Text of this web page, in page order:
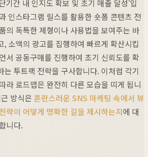
기간 내 인지도 확보 및 초기 매출 달성'입
인스타그램 릴스를 활용한 숏폼 콘텐츠 전
의 독특한 제형이나 사용법을 보여주는 바
, 소액의 광고를 집행하여 빠르게 확산시킵
서 공동구매를 진행하여 초기 신뢰도를 확
는 투트랙 전략을 구사합니다. 이처럼 각기
라 로드맵은 완전히 다른 모습을 띠게 됩니
방식은 혼란스러운 SNS 마케팅 속에서 뷰
략이 어떻게 명확한 길을 제시하는지에 대
니다.